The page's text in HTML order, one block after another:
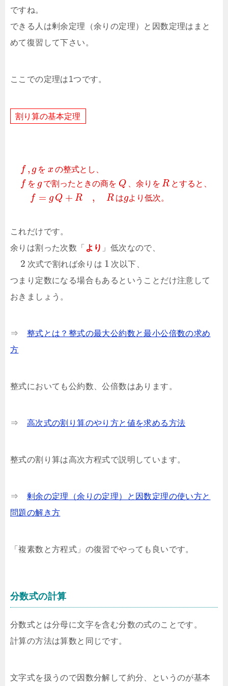
ですね。
できる人は剰余定理（余りの定理）と因数定理はまと
めて復習して下さい。
ここでの定理は1つです。
割 り算の基本定理
f , g を x の整式と し
f を g で割 った と きの商を Q 余 り を R とする と
f = g Q + R , R はgよ り低次。
これだけです。
余りは割った次数「 より 」低次なので、
2 次式で割れば余りは 1 次以下、
つまり定数になる場合もあるということだけ注意して
おきましょう。
⇒ 整式とは？整式の最大公約数と最小公倍数の求め
方
整式においても公約数、公倍数はあります。
⇒ 高次式の割り算のやり方と値を求める方法
整式の割り算は高次方程式で説明しています。
⇒ 剰余の定理（余りの定理）と因数定理の使い方と
問題の解き方
「複素数と方程式」の復習でやっても良いです。
分数式の計算
分数式とは分母に文字を含む分数の式のことです。
計算の方法は算数と同じです。
文字式を扱うので因数分解して約分、というのが基本